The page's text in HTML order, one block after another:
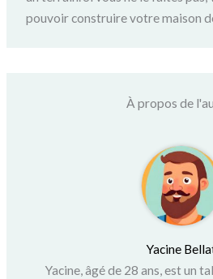
pouvoir construire votre maison
À propos de
Yacine
Yacine, âgé de 28 ans, est un